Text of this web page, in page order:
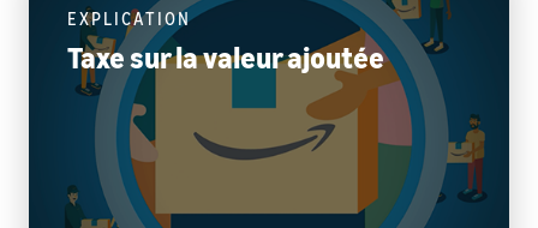
Développez votre marque
de T-shirts
EXPLICATION
Taxe sur la valeur ajoutée